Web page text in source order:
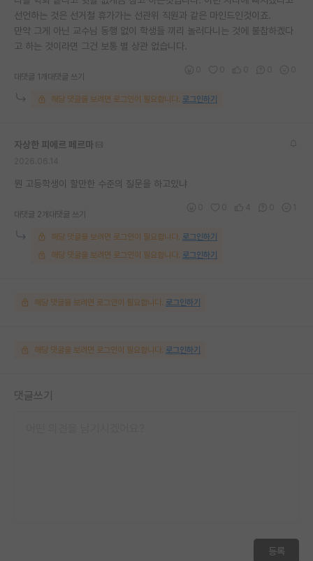
선언하는 것은 선거철 휴가가는 선관위 직원과 같은 마인드인것이죠.
만약 그게 아닌 교수님 동행 없이 학생들 끼리 놀러다니는 것에 불참하겠다
고 하는 것이라면 그건 보통 별 상관 없습니다.
대댓글 1개 대댓글 쓰기
해당 댓글을 보려면 로그인이 필요합니다. 로그인하기
자상한 피에르 페르마
뭔 고등학생이 할만한 수준의 질문을 하고있냐
대댓글 2개 대댓글 쓰기
해당 댓글을 보려면 로그인이 필요합니다. 로그인하기
해당 댓글을 보려면 로그인이 필요합니다. 로그인하기
해당 댓글을 보려면 로그인이 필요합니다. 로그인하기
해당 댓글을 보려면 로그인이 필요합니다. 로그인하기
댓글쓰기
등록